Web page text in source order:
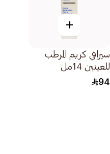
+
سيرافي كريم المرطب
للعينين 14مل
94